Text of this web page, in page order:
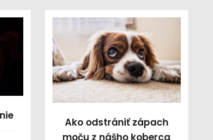
Ako odstrániť zápach
moču z nášho koberca